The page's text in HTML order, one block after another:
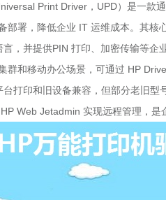
Print Driver，UPD）是一款
部署，降低企业 IT 运维成本。其
，并提供PIN 打印、加密传输等
群和移动办公场景，可通过 HP
打印和旧设备兼容，但部分老旧
Web Jetadmin 实现远程管理，是